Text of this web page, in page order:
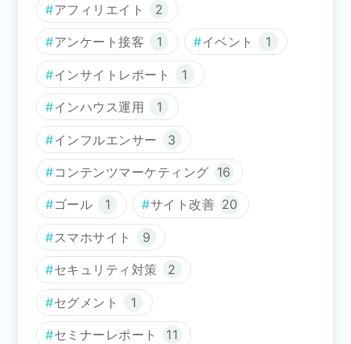
アフィリエイト 2
アンケート接客 1 イベント 1
インサイトレポート 1
インハウス運用 1
インフルエンサー 3
コンテンツマーケティング 16
ゴール 1 サイト改善 20
スマホサイト 9
セキュリティ対策 2
セグメント 1
セミナーレポート 11